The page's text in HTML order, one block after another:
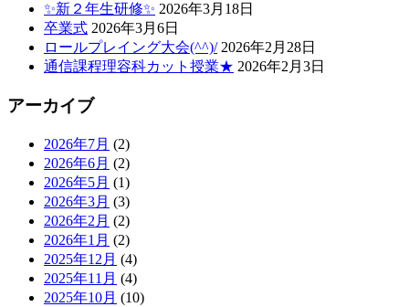
✨新２年生研修✨ 2026年3月18日
卒業式 2026年3月6日
ロールプレイング大会(^^)/ 2026年2月28日
通信課程理容科カット授業★ 2026年2月3日
アーカイブ
2026年7月 (2)
2026年6月 (2)
2026年5月 (1)
2026年3月 (3)
2026年2月 (2)
2026年1月 (2)
2025年12月 (4)
2025年11月 (4)
2025年10月 (10)